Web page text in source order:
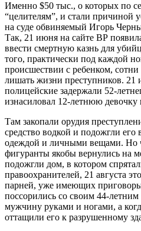
Именно $50 тыс., о которых по
“целителям”, и стали причиной
на суде обвиняемый Игорь
Так, 21 июня на сайте ВР
ввести смертную казнь для
того, практически под каждой
происшествии с ребенком, сотни
лишать жизни преступников. 21
полицейские задержали 52-
изнасиловал 12-летнюю девочку
Там закопали орудия
средство водкой и подожгли его
одеждой и личными вещами. Но
фигуранты якобы вернулись на
подожгли дом, в котором
правоохранителей, 21 августа
парней, уже имеющих
поссорились со своим 44-
мужчину руками и ногами, а
оттащили его к разрушенному